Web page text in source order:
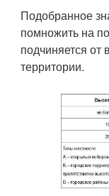
Подобранное
помножить на
подчиняется от
территории.